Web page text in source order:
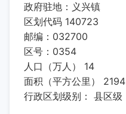
政府驻地：义兴镇
区划代码 140723
邮编：032700
区号：0354
人口（万人） 14
面积（平方公里） 2194
行政区划级别： 县区级